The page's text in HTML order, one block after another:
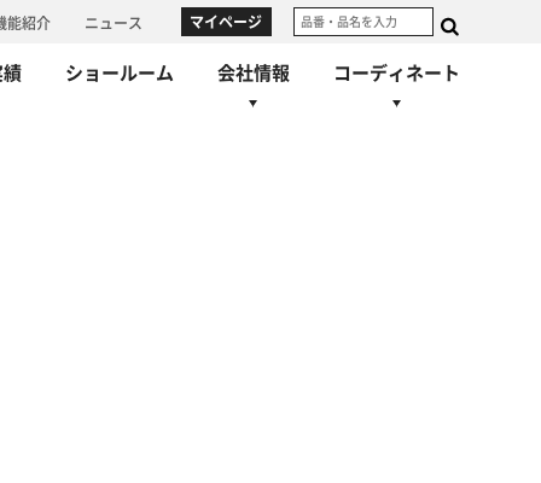
能紹介 ニュース マイページ
績 ショールーム 会社情報 コーディネート
事業所一覧 代表あいさつ 沿革
着せ替えシミュレーション コーディネート集